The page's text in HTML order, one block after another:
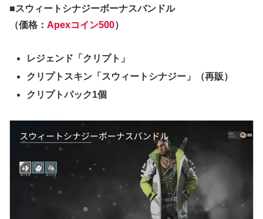
■スウィートシナジーボーナスバンドル
（価格： Apexコイン500）
レジェンド「クリプト」
クリプトスキン「スウィートシナジー」（再販）
クリプトパック1個